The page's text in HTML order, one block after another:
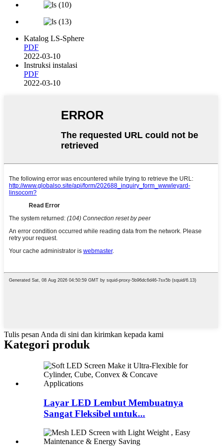
Katalog LS-Sphere
PDF
2022-03-10
Instruksi instalasi
PDF
2022-03-10
Tulis pesan Anda di sini dan kirimkan kepada kami
Kategori produk
Layar LED Lembut Membuatnya
Sangat Fleksibel untuk...